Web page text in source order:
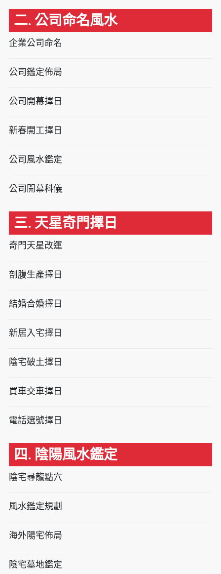
二. 公司命名風水
企業公司命名
公司鑑定佈局
公司開幕擇日
新春開工擇日
公司風水鑑定
公司開幕科儀
三. 天星奇門擇日
奇門天星改運
剖腹生產擇日
結婚合婚擇日
新居入宅擇日
陰宅破土擇日
買車交車擇日
電話選號擇日
四. 陰陽風水鑑定
陰宅尋龍點穴
風水鑑定規劃
海外陽宅佈局
陰宅墓地鑑定